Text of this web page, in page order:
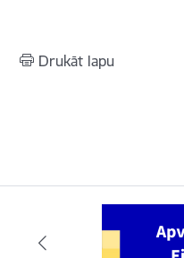
Drukāt lapu